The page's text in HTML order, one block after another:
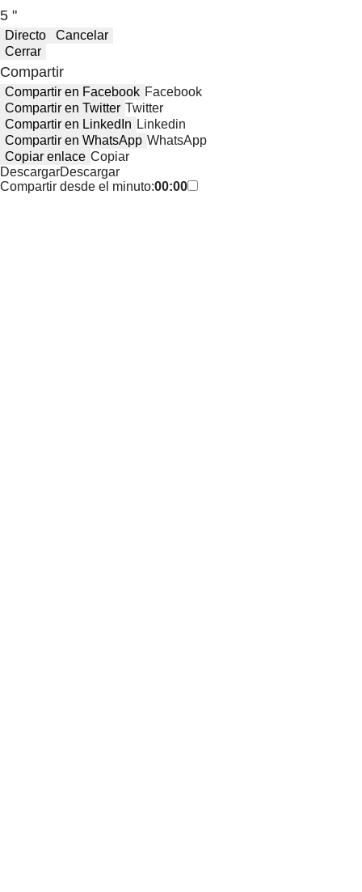
5 "
Directo
Cancelar
Cerrar
Compartir
Compartir en Facebook Facebook
Compartir en Twitter Twitter
Compartir en LinkedIn Linkedin
Compartir en WhatsApp WhatsApp
Copiar enlace Copiar
DescargarDescargar
Compartir desde el minuto:00:00